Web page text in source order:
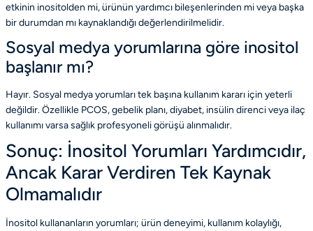
etkinin inositolden mi, ürünün yardımcı bileşenlerinden mi veya başka
bir durumdan mı kaynaklandığı değerlendirilmelidir.
Sosyal medya yorumlarına göre inositol
başlanır mı?
Hayır. Sosyal medya yorumları tek başına kullanım kararı için yeterli
değildir. Özellikle PCOS, gebelik planı, diyabet, insülin direnci veya ilaç
kullanımı varsa sağlık profesyoneli görüşü alınmalıdır.
Sonuç: İnositol Yorumları Yardımcıdır,
Ancak Karar Verdiren Tek Kaynak
Olmamalıdır
İnositol kullananların yorumları; ürün deneyimi, kullanım kolaylığı,